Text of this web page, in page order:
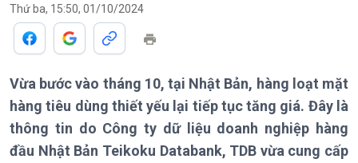
Tin Chính trị
Chính phủ với người dân
Quốc hội với cử tri
Xây dựng đảng
Thế giới
Tin thế giới
Vấn đề quốc tế
Hồ sơ sự kiện quốc tế
Thế giới & Việt Nam
Thứ ba, 15:50, 01/10/2024
Vừa bước vào tháng 10, tại Nhật Bản, hàng loạt mặt
hàng tiêu dùng thiết yếu lại tiếp tục tăng giá. Đây là
thông tin do Công ty dữ liệu doanh nghiệp hàng
đầu Nhật Bản Teikoku Databank, TDB vừa cung cấp